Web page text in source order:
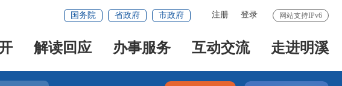
网站支持IPv6
注册 登录
国务院 省政府 市政府
解读回应 办事服务 互动交流 走进明溪